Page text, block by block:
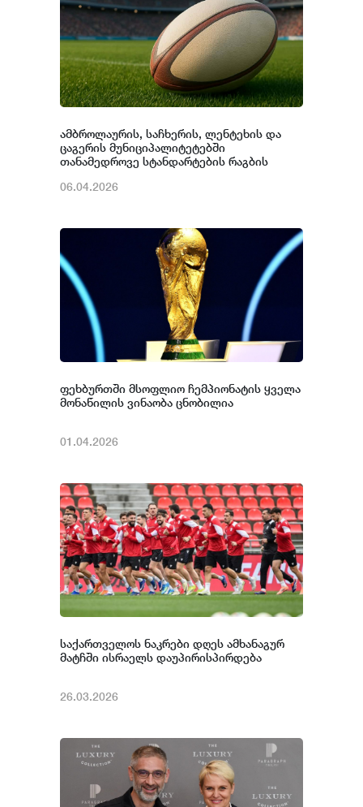
ამბროლაურის, საჩხერის, ლენტეხის და
ცაგერის მუნიციპალიტეტებში
თანამედროვე სტანდარტების რაგბის
06.04.2026
ფეხბურთში მსოფლიო ჩემპიონატის ყველა
მონაწილის ვინაობა ცნობილია
01.04.2026
საქართველოს ნაკრები დღეს ამხანაგურ
მატჩში ისრაელს დაუპირისპირდება
26.03.2026